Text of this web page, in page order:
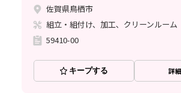
佐賀県鳥栖市
組立・組付け、加工、クリーンルーム
59410-00
キープする 詳